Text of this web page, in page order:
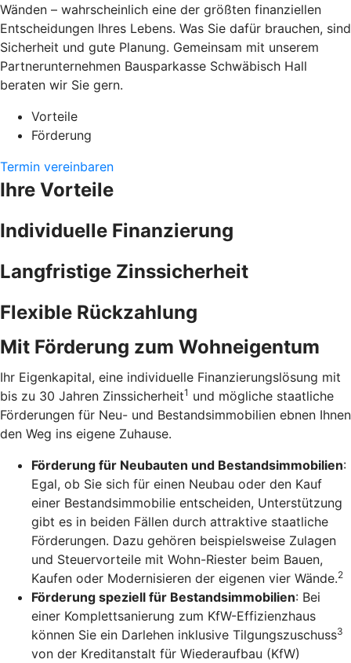
Wänden – wahrscheinlich eine der größten finanziellen
Entscheidungen Ihres Lebens. Was Sie dafür brauchen, sind
Sicherheit und gute Planung. Gemeinsam mit unserem
Partnerunternehmen Bausparkasse Schwäbisch Hall
beraten wir Sie gern.
Vorteile
Förderung
Termin vereinbaren
Ihre Vorteile
Individuelle Finanzierung
Langfristige Zinssicherheit
Flexible Rückzahlung
Mit Förderung zum Wohneigentum
Ihr Eigenkapital, eine individuelle Finanzierungslösung mit
bis zu 30 Jahren Zinssicherheit1 und mögliche staatliche
Förderungen für Neu- und Bestandsimmobilien ebnen Ihnen
den Weg ins eigene Zuhause.
Förderung für Neubauten und Bestandsimmobilien:
Egal, ob Sie sich für einen Neubau oder den Kauf
einer Bestandsimmobilie entscheiden, Unterstützung
gibt es in beiden Fällen durch attraktive staatliche
Förderungen. Dazu gehören beispielsweise Zulagen
und Steuervorteile mit Wohn-Riester beim Bauen,
Kaufen oder Modernisieren der eigenen vier Wände.2
Förderung speziell für Bestandsimmobilien: Bei
einer Komplettsanierung zum KfW-Effizienzhaus
können Sie ein Darlehen inklusive Tilgungszuschuss3
von der Kreditanstalt für Wiederaufbau (KfW)